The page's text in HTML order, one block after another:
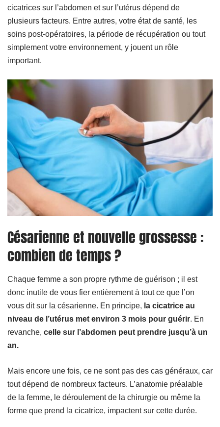
cicatrices sur l’abdomen et sur l’utérus dépend de
plusieurs facteurs. Entre autres, votre état de santé, les
soins post-opératoires, la période de récupération ou tout
simplement votre environnement, y jouent un rôle
important.
Césarienne et nouvelle grossesse :
combien de temps ?
Chaque femme a son propre rythme de guérison ; il est
donc inutile de vous fier entièrement à tout ce que l’on
vous dit sur la césarienne. En principe, la cicatrice au
niveau de l’utérus met environ 3 mois pour guérir . En
revanche, celle sur l’abdomen peut prendre jusqu’à un
an.
Mais encore une fois, ce ne sont pas des cas généraux, car
tout dépend de nombreux facteurs. L’anatomie préalable
de la femme, le déroulement de la chirurgie ou même la
forme que prend la cicatrice, impactent sur cette durée.